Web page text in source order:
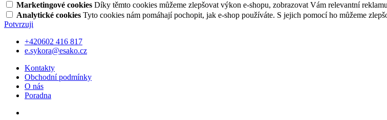
Marketingové cookies Díky těmto cookies můžeme zlepšovat výkon e-shopu, zobrazovat Vám relevantní
Analytické cookies Tyto cookies nám pomáhají pochopit, jak e-shop používáte. S jejich pomocí ho můžeme
Potvrzuji
+420602 416 817
e.sykora@esako.cz
Kontakty
Obchodní podmínky
O nás
Poradna